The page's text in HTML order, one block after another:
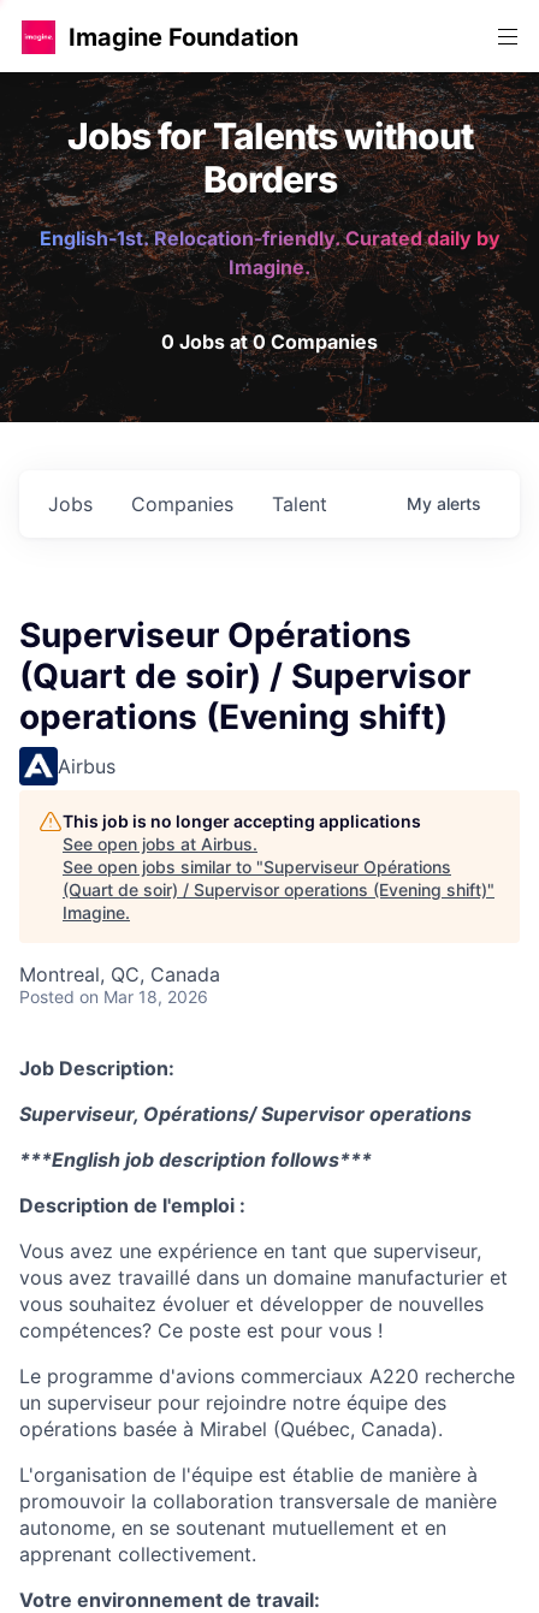
Imagine Foundation
Jobs for Talents without
Borders
English-1st. Relocation-friendly. Curated daily by
Imagine.
0 Jobs at 0 Companies
Jobs Companies Talent My alerts
Superviseur Opérations
(Quart de soir) / Supervisor
operations (Evening shift)
Airbus
This job is no longer accepting applications
See open jobs at Airbus.
See open jobs similar to "Superviseur Opérations
(Quart de soir) / Supervisor operations (Evening shift)"
Imagine.
Montreal, QC, Canada
Posted on Mar 18, 2026
Job Description:
Superviseur, Opérations/ Supervisor operations
***English job description follows***
Description de l'emploi :
Vous avez une expérience en tant que superviseur,
vous avez travaillé dans un domaine manufacturier et
vous souhaitez évoluer et développer de nouvelles
compétences? Ce poste est pour vous !
Le programme d'avions commerciaux A220 recherche
un superviseur pour rejoindre notre équipe des
opérations basée à Mirabel (Québec, Canada).
L'organisation de l'équipe est établie de manière à
promouvoir la collaboration transversale de manière
autonome, en se soutenant mutuellement et en
apprenant collectivement.
Votre environnement de travail: